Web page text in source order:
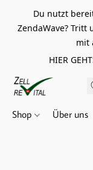
Du nutzt
ZendaWave?
mit
HIER
Shop Über uns